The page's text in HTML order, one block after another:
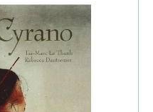
CONTES
THANH
Languereau (
)